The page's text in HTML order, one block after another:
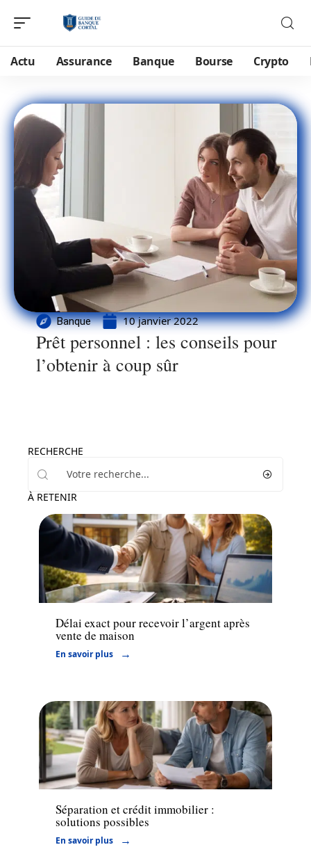
Actu Assurance Banque Bourse Crypto
Banque 10 janvier 2022
Prêt personnel : les conseils pour
l’obtenir à coup sûr
RECHERCHE
À RETENIR
Immo
Délai exact pour recevoir l’argent après
vente de maison
En savoir plus
Financement
Séparation et crédit immobilier :
solutions possibles
En savoir plus